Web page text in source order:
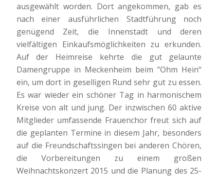
ausgewählt worden. Dort angekommen, gab es
nach einer ausführlichen Stadtführung noch
genügend Zeit, die Innenstadt und deren
vielfältigen Einkaufsmöglichkeiten zu erkunden.
Auf der Heimreise kehrte die gut gelaunte
Damengruppe in Meckenheim beim “Ohm Hein“
ein, um dort in geselligen Rund sehr gut zu essen.
Es war wieder ein schöner Tag in harmonischem
Kreise von alt und jung. Der inzwischen 60 aktive
Mitglieder umfassende Frauenchor freut sich auf
die geplanten Termine in diesem Jahr, besonders
auf die Freundschaftssingen bei anderen Chören,
die Vorbereitungen zu einem großen
Weihnachtskonzert 2015 und die Planung des 25-